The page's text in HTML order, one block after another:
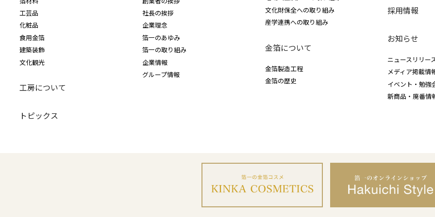
工芸品
化粧品
食用金箔
建築装飾
文化観光
工房について
トピックス
社長の挨拶
企業理念
箔一のあゆみ
箔一の取り組み
企業情報
グループ情報
文化財保全への取り組み
産学連携への取り組み
金箔について
金箔製造工程
金箔の歴史
採用情報
お知らせ
ニュースリリー
メディア掲載情
イベント・勉強
新商品・廃番情